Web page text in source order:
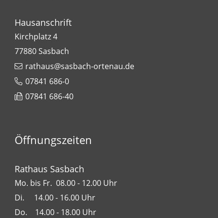
Hausanschrift
Kirchplatz 4
77880Sasbach
rathaus@sasbach-ortenau.de
07841 686-0
07841 686-40
Öffnungszeiten
Rathaus Sasbach
Mo. bis Fr. 08.00 - 12.00 Uhr
Di. 14.00 - 16.00 Uhr
Do. 14.00 - 18.00 Uhr